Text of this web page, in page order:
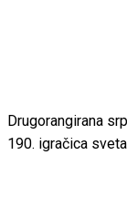
Drugorangirana
190. igračica